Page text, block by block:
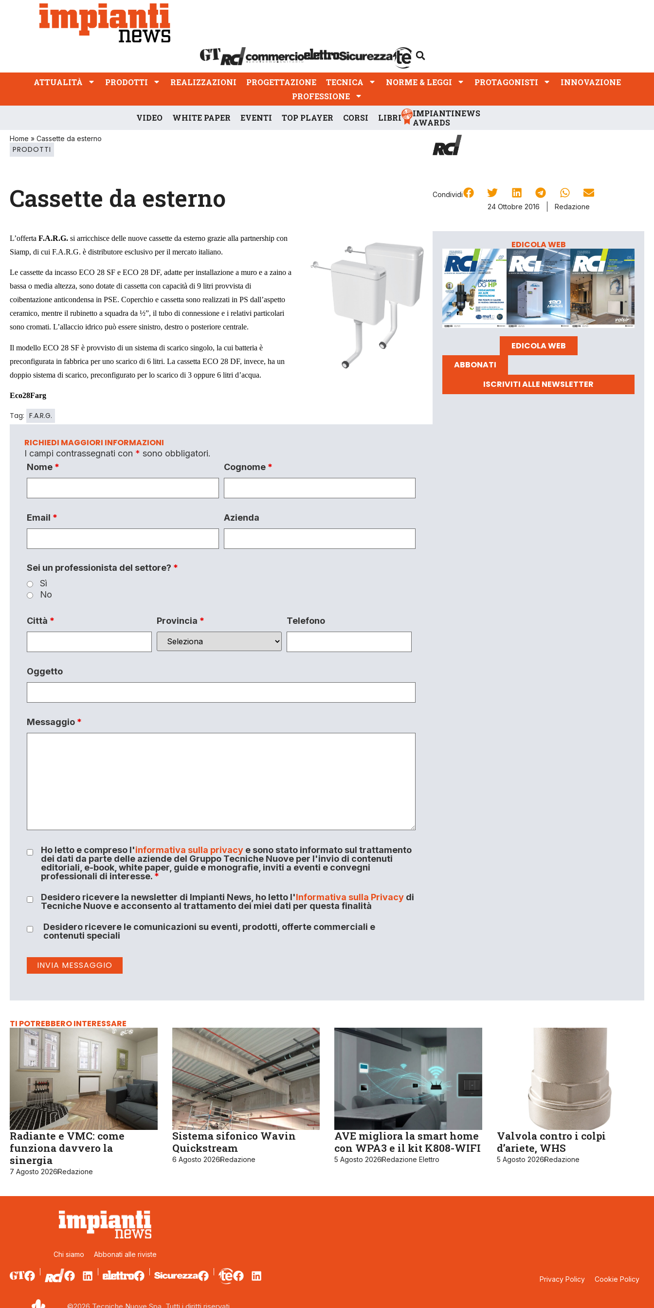
ATTUALITÀ PRODOTTI REALIZZAZIONI
PROFESSIONE
ATTUALITÀ PRODOTTI REALIZZAZIONI PROGETTAZIONE TECNICA NORME & LEGGI PROTAGONISTI
INNOVAZIONE
PROFESSIONE
VIDEO WHITE PAPER EVENTI TOP PLAYER CORSI LIBRI
IMPIANTINEWS
AWARDS
Home » Cassette da esterno
PRODOTTI
Cassette da esterno
Condividi
24 Ottobre 2016
Redazione
L’offerta F.A.R.G. si arricchisce delle nuove cassette da esterno grazie alla partnership con
Siamp, di cui F.A.R.G. è distributore esclusivo per il mercato italiano.
Le cassette da incasso ECO 28 SF e ECO 28 DF, adatte per installazione a muro e a zaino a
bassa o media altezza, sono dotate di cassetta con capacità di 9 litri provvista di
coibentazione anticondensa in PSE. Coperchio e cassetta sono realizzati in PS dall’aspetto
ceramico, mentre il rubinetto a squadra da ½”, il tubo di connessione e i relativi particolari
sono cromati. L’allaccio idrico può essere sinistro, destro o posteriore centrale.
Il modello ECO 28 SF è provvisto di un sistema di scarico singolo, la cui batteria è
preconfigurata in fabbrica per uno scarico di 6 litri. La cassetta ECO 28 DF, invece, ha un
doppio sistema di scarico, preconfigurato per lo scarico di 3 oppure 6 litri d’acqua.
Eco28Farg
Tag: F.A.R.G.
RICHIEDI MAGGIORI INFORMAZIONI
I campi contrassegnati con * sono obbligatori.
Nome * Cognome *
Email * Azienda
Sei un professionista del settore? *
Sì
No
Città * Provincia * Telefono
Oggetto
Messaggio *
Ho letto e compreso l'informativa sulla privacye sono stato informato sul trattamento
dei dati da parte delle aziende del Gruppo Tecniche Nuove per l'invio di contenuti
editoriali, e-book, white paper, guide e monografie, inviti a eventi e convegni
professionali di interesse. *
Desidero ricevere la newsletter di Impianti News, ho letto l'Informativa sulla Privacydi
Tecniche Nuove e acconsento al trattamento dei miei dati per questa finalità
Desidero ricevere le comunicazioni su eventi, prodotti, offerte commerciali e
contenuti speciali
EDICOLA WEB
EDICOLA WEB
ABBONATI
ISCRIVITI ALLE NEWSLETTER
TI POTREBBERO INTERESSARE
Radiante e VMC: come
funziona davvero la
sinergia
7 Agosto 2026Redazione
Sistema sifonico Wavin
Quickstream
6 Agosto 2026Redazione
AVE migliora la smart home
con WPA3 e il kit K808-WIFI
5 Agosto 2026Redazione Elettro
Valvola contro i colpi
d’ariete, WHS
5 Agosto 2026Redazione
Chi siamo Abbonati alle riviste
Privacy Policy Cookie Policy